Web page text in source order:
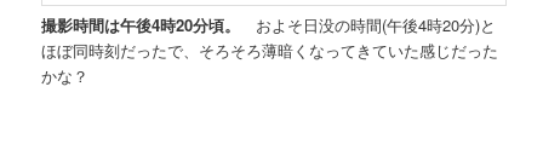
撮影時間は午後4時20分頃。
およそ日没の時間(午後4時20分)と
ほぼ同時刻だったで、そろそろ薄暗くなってきていた感じだった
かな？